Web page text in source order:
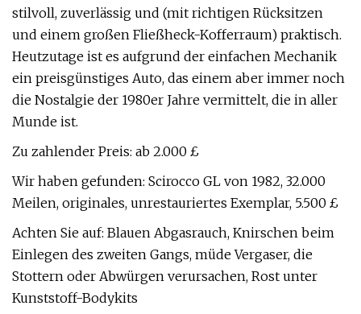
stilvoll, zuverlässig und (mit richtigen Rücksitzen
und einem großen Fließheck-Kofferraum) praktisch.
Heutzutage ist es aufgrund der einfachen Mechanik
ein preisgünstiges Auto, das einem aber immer noch
die Nostalgie der 1980er Jahre vermittelt, die in aller
Munde ist.
Zu zahlender Preis: ab 2.000 £
Wir haben gefunden: Scirocco GL von 1982, 32.000
Meilen, originales, unrestauriertes Exemplar, 5.500 £
Achten Sie auf: Blauen Abgasrauch, Knirschen beim
Einlegen des zweiten Gangs, müde Vergaser, die
Stottern oder Abwürgen verursachen, Rost unter
Kunststoff-Bodykits